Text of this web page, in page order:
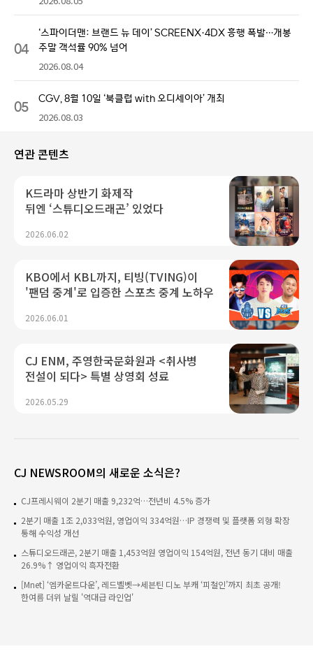
04
‘스파이더맨: 브랜드 뉴 데이’ SCREENX·4DX 흥행 폭발…개봉
주말 객석률 90% 넘어
2026.08.04
05 CGV, 8월 10일 ‘북클럽 with 오디세이아’ 개최
2026.08.03
연관 콘텐츠
K드라마 상반기 화제작
뒤엔 ‘스튜디오드래곤’ 있었다
2026.06.02
KBO에서 KBL까지, 티빙(TVING)이
'팬덤 중계'로 입증한 스포츠 중계 노하우
2026.06.01
CJ ENM, 주영한국문화원과 <취사병
전설이 되다> 특별 상영회 성료
2026.05.29
CJ NEWSROOM의 새로운 소식은?
CJ프레시웨이 2분기 매출 9,232억…전년비 4.5% 증가
2분기 매출 1조 2,033억원, 영업이익 334억원…IP 경쟁력 및 플랫폼 외형 확장
통해 수익성 개선
스튜디오드래곤, 2분기 매출 1,453억원 영업이익 154억원, 전년 동기 대비 매출
26.9%↑ 영업이익 흑자전환
[Mnet] ‘엠카운트다운’, 레드벨벳→세븐틴 디노 부캐 ‘피철인’까지 최초 공개!
한여름 더위 날릴 '역대급 라인업'